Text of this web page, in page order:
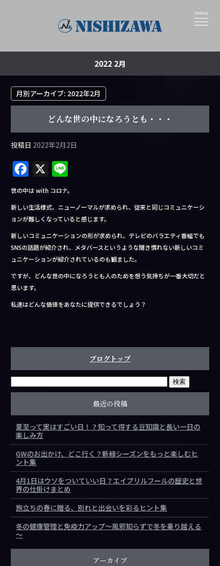
2022 2月
月別アーカイブ: 2022年2月
どんな世の中になろうとも・・・
投稿日 2022年2月2日
F
a
c
e
b
o
o
k
X
e
世の中は with コロナ。
新しい生活様式、ニューノーマルが求められ、従来と同じコミュニケーシ
ョンが難しくなっていると感じます。
新しいコミュニケーションの形が求められ、テレビのバラエティ番組でも
SNSの話題が紹介され、メタバースというような聞き慣れない新しいコミ
ュニケーションが紹介されているのも観ました。
ですが、どんな世の中になろうとも人のためを想う気持ちが一番大切だと
思います。
私達はどんな価値をあなたに提供できるでしょう？
ブログトップ
最近の投稿
夏至って実はすごい日！？知って得する豆知識と長い一日の
楽しみ方
GWのお出かけ、どこ行く？新緑シーズンをもっと楽しむヒ
ント集
4月1日はウソをついていい日？エイプリルフールの歴史と世
界の仕掛けまとめ
旅立ちの春に贈る、別れと出会いを彩るヒント集
冬の健康管理と免疫力アップ～風邪知らずで冬を乗り越える
～
アーカイブ